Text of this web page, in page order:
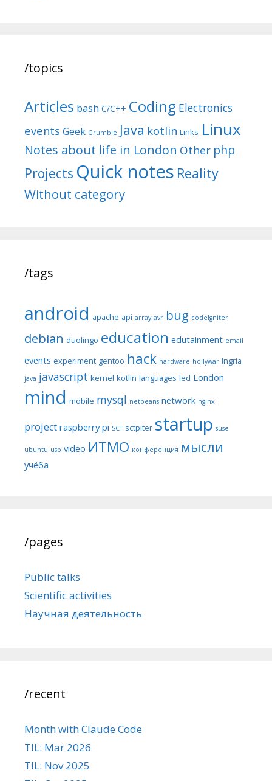
/topics
Articles bash C/C++ Coding Electronics
events Geek Grumble Java kotlin Links Linux
Notes about life in London Other php
Projects Quick notes Reality
Without category
/tags
android apache api array avr bug codeIgniter
debian duolingo education edutainment email
events experiment gentoo hack hardware hollywar Ingria
java javascript kernel kotlin languages led London
mind mobile mysql netbeans network nginx
project raspberry pi SCT sctpiter startup suse
ubuntu usb video ИТМО конференция мысли
учёба
/pages
Public talks
Scientific activities
Научная деятельность
/recent
Month with Claude Code
TIL: Mar 2026
TIL: Nov 2025